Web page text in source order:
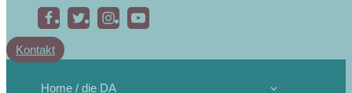
Kontakt
Home / die DA